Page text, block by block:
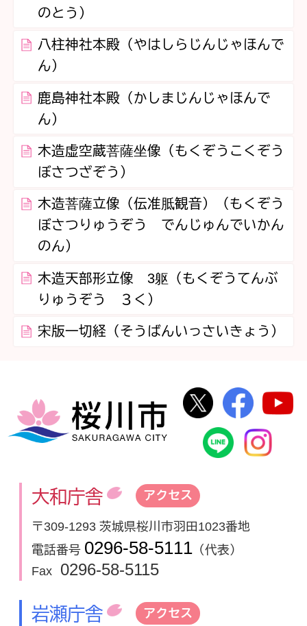
のとう）
八柱神社本殿（やはしらじんじゃほんで
ん）
鹿島神社本殿（かしまじんじゃほんで
ん）
木造虚空蔵菩薩坐像（もくぞうこくぞう
ぼさつざぞう）
木造菩薩立像（伝准胝観音）（もくぞう
ぼさつりゅうぞう でんじゅんでいかん
のん）
木造天部形立像 3躯（もくぞうてんぶ
りゅうぞう ３く）
宋版一切経（そうばんいっさいきょう）
桜川市
桜川市公式
桜川
桜川市公
大和庁舎 アクセス
〒309-1293 茨城県桜川市羽田1023番地
電話番号 0296-58-5111 （代表）
Fax
0296-58-5115
岩瀬庁舎 アクセス